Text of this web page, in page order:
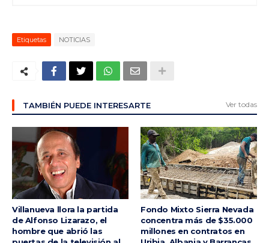
Etiquetas NOTICIAS
TAMBIÉN PUEDE INTERESARTE Ver todas
Villanueva llora la partida
de Alfonso Lizarazo, el
hombre que abrió las
Fondo Mixto Sierra Nevada
concentra más de $35.000
millones en contratos en